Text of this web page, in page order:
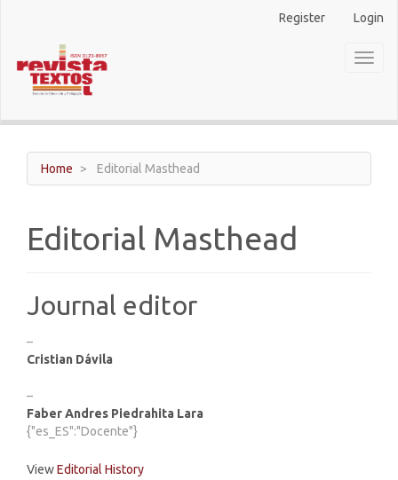
Main
Content
Sidebar
Register Login
Home Editorial Masthead
Editorial Masthead
Journal editor
–
Cristian Dávila
–
Faber Andres Piedrahita Lara
{"es_ES":"Docente"}
ViewEditorial History